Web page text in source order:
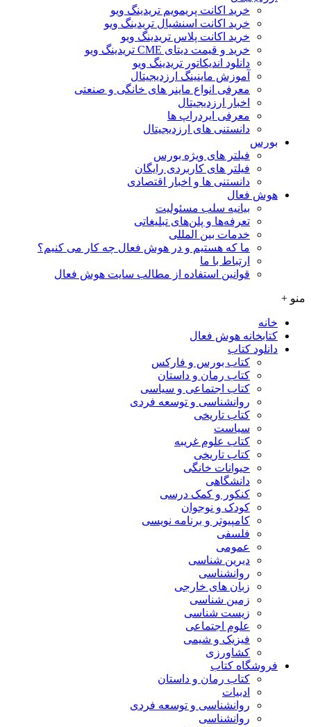
خرید اکانت پریمویم تریدینگ ویو
خرید اکانت اسنشیال تریدینگ ویو
خرید اکانت پلاس تریدینگ ویو
خرید و قیمت دیتای CME تریدینگ ویو
دانلود اندیکاتور تریدینگ ویو
آموزش ماینینگ ارزدیجیتال
معرفی انواع ماینر های خانگی و صنعتی
اخبار ارزدیجیتال
معرفی ایردراپ ها
دانستنی های ارزدیجیتال
بورس
فیلتر های ویژه بورس
فیلتر های کاربردی رایگان
دانستنی ها و اخبار اقتصادی
هوش فعال
بیانیه سلب مسئولیت
تعرفه‌ها و پلن‌های تبلیغاتی
خدمات بین المللی
ما که هستیم و در هوش فعال چه کار می کنیم؟
ارتباط با ما
قوانین استفاده از مطالب سایت هوش فعال
منو +
خانه
کتابخانه هوش فعال
دانلود کتاب
کتاب بورس و فارکس
کتاب رمان و داستان
کتاب اجتماعی و سیاسی
روانشناسی و توسعه فردی
کتاب تاریخی
سیاست
کتاب علوم غریبه
کتاب تاریخی
حیوانات خانگی
دانشگاهی
کنکور و کمک‌ درسی
کودک و نوجوان
کامپیوتر و برنامه نویسی
فلسفی
عمومی
دیرین شناسی
روانشناسی
زبان های خارجی
زمین شناسی
زیست شناسی
علوم اجتماعی
فیزیک و شیمی
کشاورزی
فروشگاه کتاب
کتاب رمان و داستان
ادبیات
روانشناسی و توسعه فردی
روانشناسی